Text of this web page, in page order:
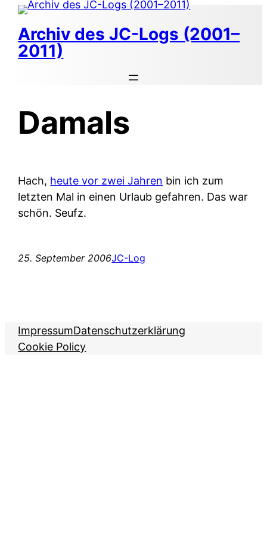
Zum
Inhalt
springen
Archiv des JC-Logs (2001–
2011)
Damals
Hach, heute vor zwei Jahren bin ich zum
letzten Mal in einen Urlaub gefahren. Das war
schön. Seufz.
25. September 2006JC-Log
ImpressumDatenschutzerklärung
Cookie Policy